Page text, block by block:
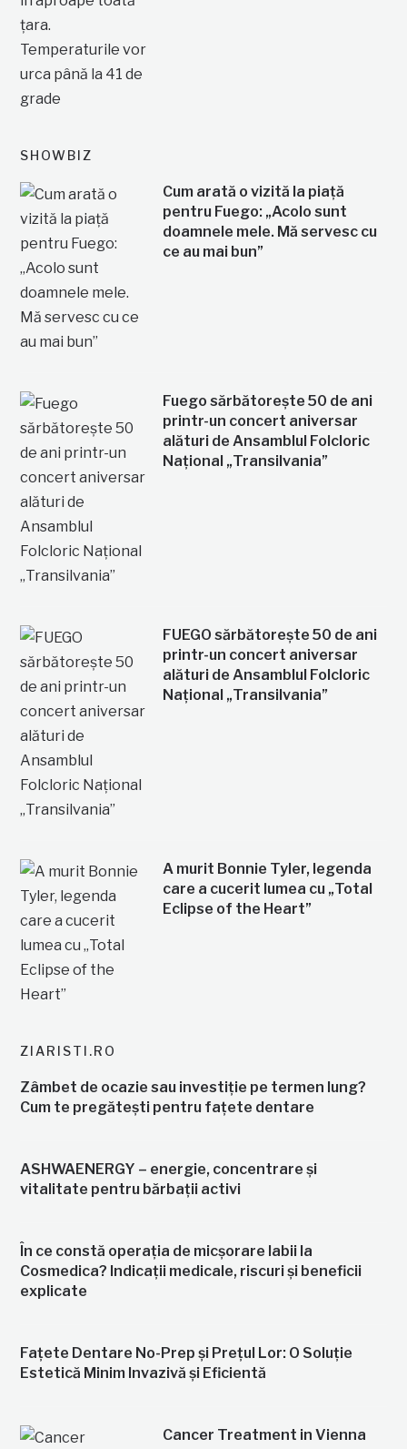
SHOWBIZ
Cum arată o vizită la piață
pentru Fuego: „Acolo sunt
doamnele mele. Mă servesc cu
ce au mai bun”
Fuego sărbătorește 50 de ani
printr-un concert aniversar
alături de Ansamblul Folcloric
Național „Transilvania”
FUEGO sărbătorește 50 de ani
printr-un concert aniversar
alături de Ansamblul Folcloric
Național „Transilvania”
A murit Bonnie Tyler, legenda
care a cucerit lumea cu „Total
Eclipse of the Heart”
ZIARISTI.RO
Zâmbet de ocazie sau investiție pe termen lung?
Cum te pregătești pentru fațete dentare
ASHWAENERGY – energie, concentrare și
vitalitate pentru bărbații activi
În ce constă operația de micșorare labii la
Cosmedica? Indicații medicale, riscuri și beneficii
explicate
Fațete Dentare No-Prep și Prețul Lor: O Soluție
Estetică Minim Invazivă și Eficientă
Cancer Treatment in Vienna